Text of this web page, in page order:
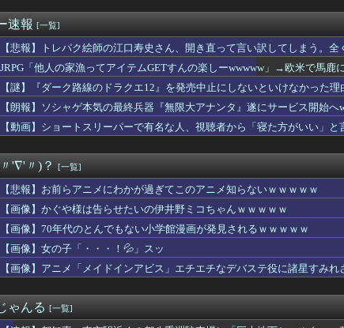
た！電車内で下痢との激戦開始wwwwww
「おっぱい微妙すねｗ」って言ったらｗｗｗｗｗｗｗｗｗwwww
れはチェーン店でいいぞ」ってものｗｗｗｗｗｗｗｗ
企業を買収した海外資本、「なんで自ら売上ゼロにするようなことする
名前と住所聞かれたから教えたらこうなるwwww
聞記者（47）、ペンではなく「包丁」を握ってしまった結果・・・・...
、5歳の子供持ちの夫婦生活を拒否！32歳嫁からの行動がヤバイと...
ナ・有働由美子、健康番組でロケット乳を見せつける
ファッションの小学生がセクシーすぎて世の中歪んどるｗｗｗｗｗ
なフルーチェなら大食いで樋口楓に勝てる説！七次元生徒会の挑戦「樋
上がりの柿、えっちすぎる♡♡♡♡♡♡♡♡♡
ォー∧∨女優さん、顔もお○ぱいもドスケベすぎるwwwwww
でかっ飛ばしてたセレブ集団、ふっ飛ぶｗｗｗｗ
て食事した時に彼母が「私ちゃんは結婚したら仕事辞める予定なんです...
68）が20000曲の作詞ができた理由
シカ』とかいう人気キャラｗｗ
来の元カノ、ヱロすぎるｗ
格ゲー「マーベル闘魂 」が全く話題になってない
う『女子のダラしない背中』に勃起する奴wwww
ヘソだしマーメイドな水着ダンツ「あぁ～、好き」
速報 [一覧]
【悲報】トレパク絵師の江口寿史さん、開き直って言い訳してしまう。
JRPG「他人の家漁ってアイテムGETすんの楽しーwwwww」→欧米で馬鹿
【謎】『ダーク路線のドラクエ12』を発売中止にしないといけなかった
【朗報】ソシャゲ本気の最終兵器『無限大アナンタ』遂にサービス開始へ
【動画】ショートスリーパーで有名な人、視聴者から「寝た方がいい」と
'∇'〃)？ [一覧]
【悲報】お前らアニメにわかが過ぎてこのアニメ知らないｗｗｗｗｗ
【画像】かぐや様は告らせたいの伊井野ミコちゃんｗｗｗｗｗ
【画像】70年代のとんでもない小学館漫画が発見されるｗｗｗｗｗ
【画像】女の子「・・・！💦」スッ
【画像】アニメ「メイドインアビス」エチエチなデバステ役に諸星すみれ
ゃんる [一覧]